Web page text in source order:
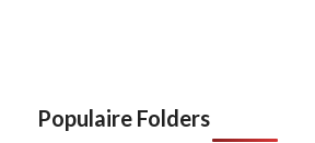
Populaire Folders